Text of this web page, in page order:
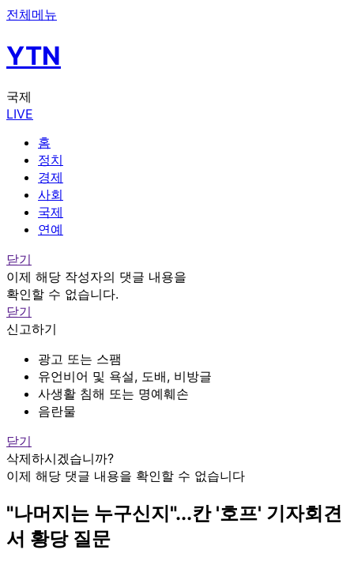
전체메뉴
YTN
국제
LIVE
홈
정치
경제
사회
국제
연예
닫기
이제 해당 작성자의 댓글 내용을
확인할 수 없습니다.
닫기
신고하기
광고 또는 스팸
유언비어 및 욕설, 도배, 비방글
사생활 침해 또는 명예훼손
음란물
닫기
삭제하시겠습니까?
이제 해당 댓글 내용을 확인할 수 없습니다
"나머지는 누구신지"...칸 '호프' 기자회견
서 황당 질문